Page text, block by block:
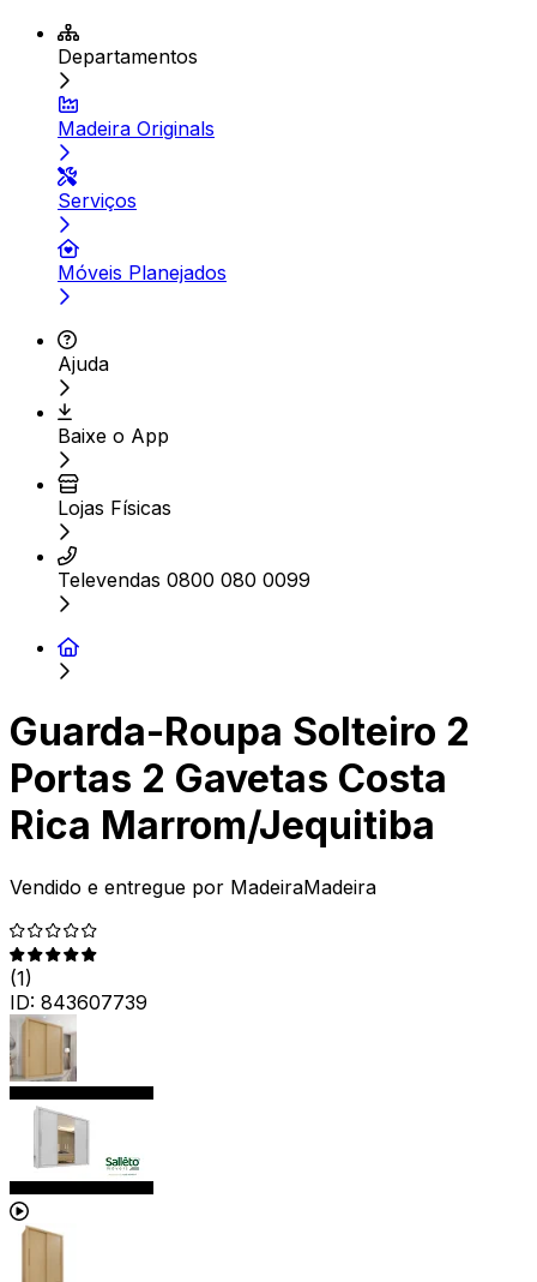
Departamentos
Madeira Originals
Serviços
Móveis Planejados
Ajuda
Baixe o App
Lojas Físicas
Televendas 0800 080 0099
Guarda-Roupa Solteiro 2
Portas 2 Gavetas Costa
Rica Marrom/Jequitiba
Vendido e entregue por MadeiraMadeira
(1)
ID: 843607739